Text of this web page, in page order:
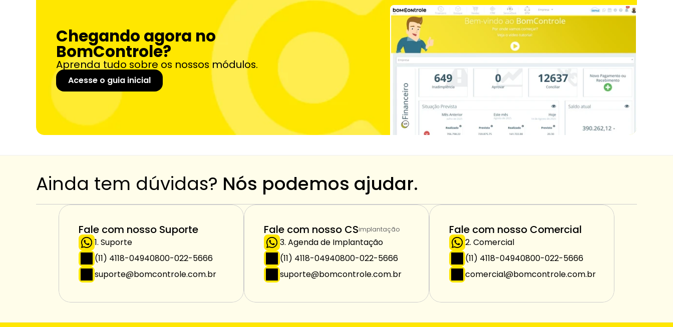
Chegando agora no
BomControle?
Aprenda tudo sobre os nossos módulos.
Acesse o guia inicial
Ainda tem dúvidas? Nós podemos ajudar.
Fale com nosso Suporte
1. Suporte
(11) 4118-04940800-022-5666
suporte@bomcontrole.com.br
Fale com nosso CSimplantação
3. Agenda de Implantação
(11) 4118-04940800-022-5666
suporte@bomcontrole.com.br
Fale com nosso Comercial
2. Comercial
(11) 4118-04940800-022-5666
comercial@bomcontrole.com.br